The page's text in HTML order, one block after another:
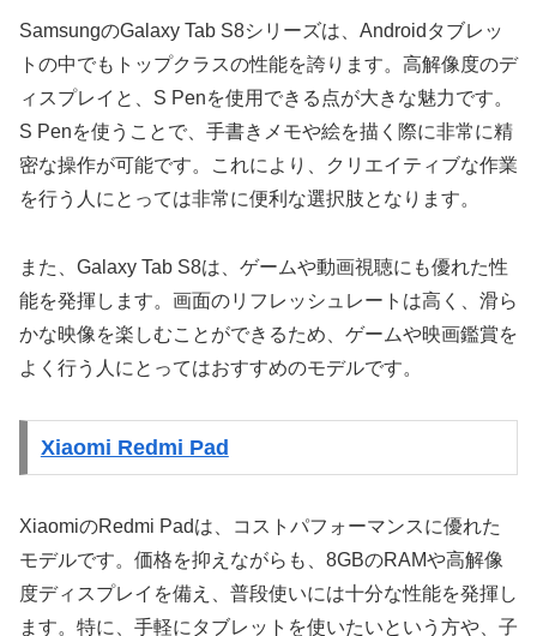
SamsungのGalaxy Tab S8シリーズは、Androidタブレッ
トの中でもトップクラスの性能を誇ります。高解像度のデ
ィスプレイと、S Penを使用できる点が大きな魅力です。
S Penを使うことで、手書きメモや絵を描く際に非常に精
密な操作が可能です。これにより、クリエイティブな作業
を行う人にとっては非常に便利な選択肢となります。
また、Galaxy Tab S8は、ゲームや動画視聴にも優れた性
能を発揮します。画面のリフレッシュレートは高く、滑ら
かな映像を楽しむことができるため、ゲームや映画鑑賞を
よく行う人にとってはおすすめのモデルです。
Xiaomi Redmi Pad
XiaomiのRedmi Padは、コストパフォーマンスに優れた
モデルです。価格を抑えながらも、8GBのRAMや高解像
度ディスプレイを備え、普段使いには十分な性能を発揮し
ます。特に、手軽にタブレットを使いたいという方や、子